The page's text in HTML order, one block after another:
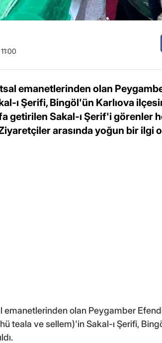
emanetlerinden olan
ı Şerifi, Bingöl'ün Karlıova
getirilen Sakal-ı Şerif'i görenler
arasında yoğun bir ilgi
emanetlerinden olan Peygamber
teala ve sellem)'in Sakal-ı Şerifi,